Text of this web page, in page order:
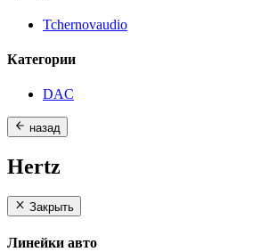
Tchernovaudio
Категории
DAC
назад
Hertz
Закрыть
Линейки авто